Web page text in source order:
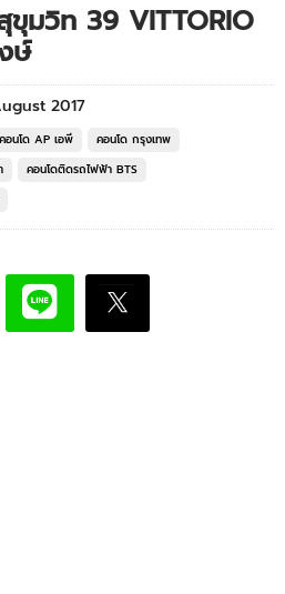
ขุมวิท 39 VITTORIO
ษ์
2017
คอนโด AP เอพี
คอนโด กรุงเทพ
คอนโดติดรถไฟฟ้า BTS